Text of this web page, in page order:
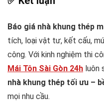
Báo giá nhà khung thép
tích, loại vật tư, kết cấu,
công. Với kinh nghiệm thi
Mái Tôn Sài Gòn 24h luôn
nhà khung thép tối ưu –
mọi nhu cầu.